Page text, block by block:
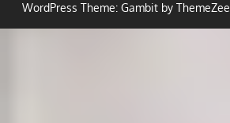
WordPress Theme: Gambit by ThemeZee.